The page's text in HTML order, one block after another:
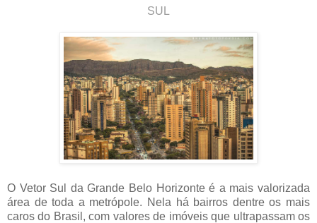
SUL
O Vetor Sul da Grande Belo Horizonte é a mais valorizada
área de toda a metrópole. Nela há bairros dentre os mais
caros do Brasil, com valores de imóveis que ultrapassam os